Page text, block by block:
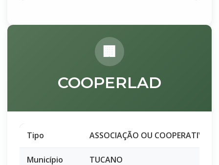
COOPERLAD
Tipo ASSOCIAÇÃO OU COOPERATIVA
Município TUCANO